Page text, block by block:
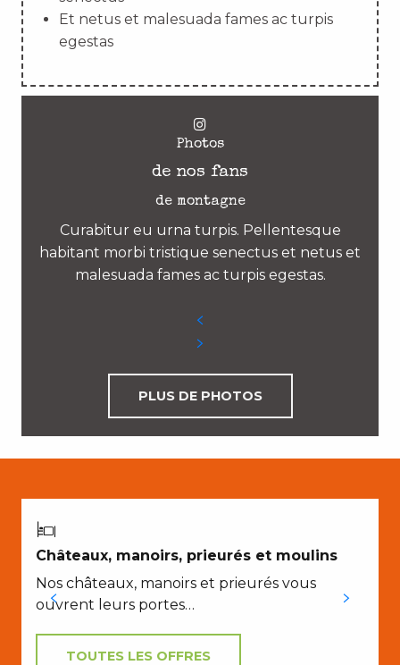
Et netus et malesuada fames ac turpis
egestas
Photos
de nos fans
de montagne
Curabitur eu urna turpis. Pellentesque
habitant morbi tristique senectus et netus et
malesuada fames ac turpis egestas.
PLUS DE PHOTOS
Châteaux, manoirs, prieurés et moulins
Nos châteaux, manoirs et prieurés vous
ouvrent leurs portes…
TOUTES LES OFFRES